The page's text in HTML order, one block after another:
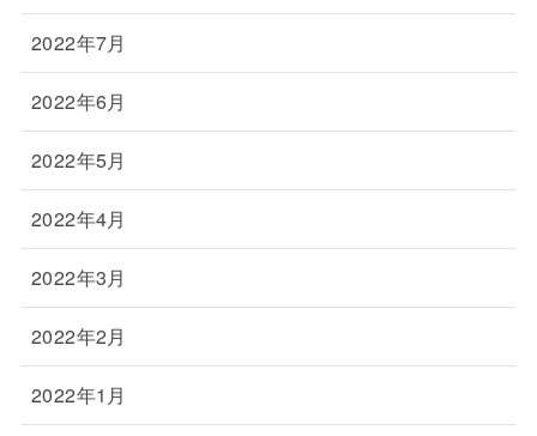
2022年7月
2022年6月
2022年5月
2022年4月
2022年3月
2022年2月
2022年1月